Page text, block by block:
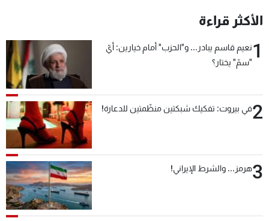
الأكثر قراءة
1نعيم قاسم يبادر... و"الحزب" أمام خيارين: أيّ
"سمّ" يختار؟
2في بيروت: تفكيك شبكتين منظّمتين للدعارة!
3هرمز... والشرط الإيراني!
عن MTV
الإنـتـاج
شروط الإسـتخدام
سياسة الخصوصية